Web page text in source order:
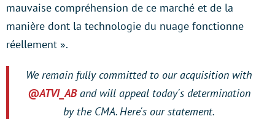
mauvaise compréhension de ce marché et de la
manière dont la technologie du nuage fonctionne
réellement ».
We remain fully committed to our acquisition with
@ATVI_ABand will appeal today's determination
by the CMA. Here's our statement.